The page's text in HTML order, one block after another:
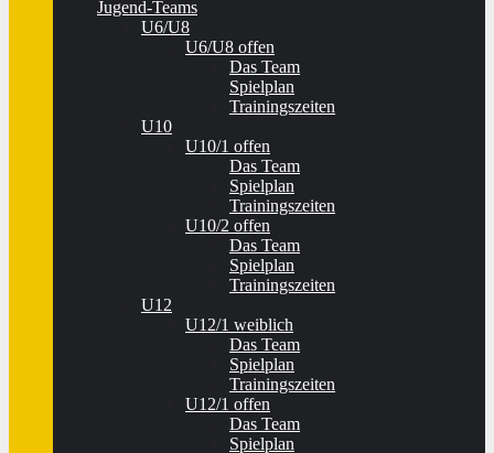
Jugend-Teams
U6/U8
U6/U8 offen
Das Team
Spielplan
Trainingszeiten
U10
U10/1 offen
Das Team
Spielplan
Trainingszeiten
U10/2 offen
Das Team
Spielplan
Trainingszeiten
U12
U12/1 weiblich
Das Team
Spielplan
Trainingszeiten
U12/1 offen
Das Team
Spielplan